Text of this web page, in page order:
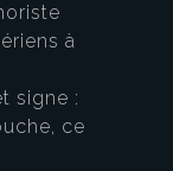
à
signe :
ce